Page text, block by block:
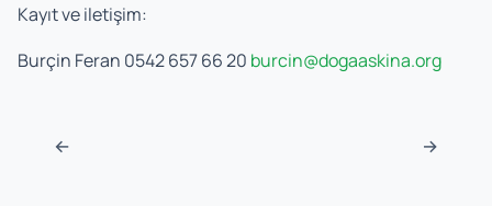
Kayıt ve iletişim:
Burçin Feran 0542 657 66 20 burcin@dogaaskina.org
Navigasyon sonrası
← →